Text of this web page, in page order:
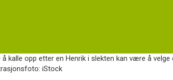
å kalle opp etter en Henrik i slekten kan være å
iStock